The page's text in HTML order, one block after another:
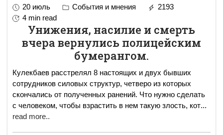
20 июль События и мнения
2193
4 min read
Унижения, насилие и смерть
вчера вернулись полицейским
бумерангом.
Кулекбаев расстрелял 8 настоящих и двух бывших
сотрудников силовых структур, четверо из которых
скончались от полученных ранений. Что нужно сделать
с человеком, чтобы взрастить в нем такую злость, кот...
read more..